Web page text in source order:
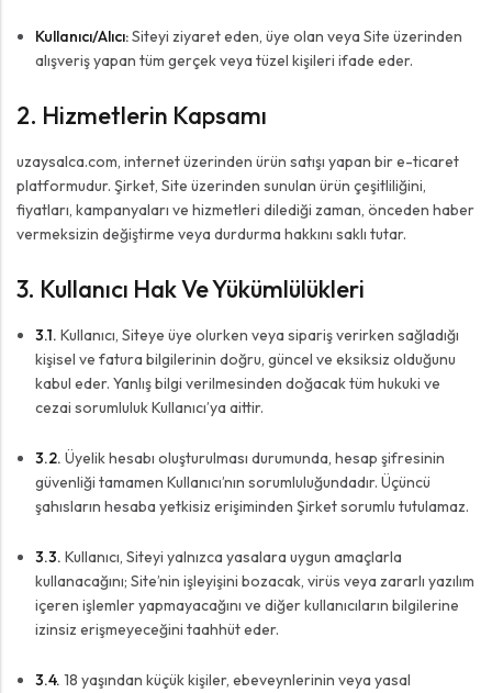
Kullanıcı/Alıcı:Siteyi ziyaret eden, üye olan veya Site üzerinden
alışveriş yapan tüm gerçek veya tüzel kişileri ifade eder.
2. Hizmetlerin Kapsamı
uzaysalca.com, internet üzerinden ürün satışı yapan bir e-ticaret
platformudur. Şirket, Site üzerinden sunulan ürün çeşitliliğini,
fiyatları, kampanyaları ve hizmetleri dilediği zaman, önceden haber
vermeksizin değiştirme veya durdurma hakkını saklı tutar.
3. Kullanıcı Hak Ve Yükümlülükleri
3.1. Kullanıcı, Siteye üye olurken veya sipariş verirken sağladığı
kişisel ve fatura bilgilerinin doğru, güncel ve eksiksiz olduğunu
kabul eder. Yanlış bilgi verilmesinden doğacak tüm hukuki ve
cezai sorumluluk Kullanıcı’ya aittir.
3.2. Üyelik hesabı oluşturulması durumunda, hesap şifresinin
güvenliği tamamen Kullanıcı’nın sorumluluğundadır. Üçüncü
şahısların hesaba yetkisiz erişiminden Şirket sorumlu tutulamaz.
3.3. Kullanıcı, Siteyi yalnızca yasalara uygun amaçlarla
kullanacağını; Site’nin işleyişini bozacak, virüs veya zararlı yazılım
içeren işlemler yapmayacağını ve diğer kullanıcıların bilgilerine
izinsiz erişmeyeceğini taahhüt eder.
3.4. 18 yaşından küçük kişiler, ebeveynlerinin veya yasal